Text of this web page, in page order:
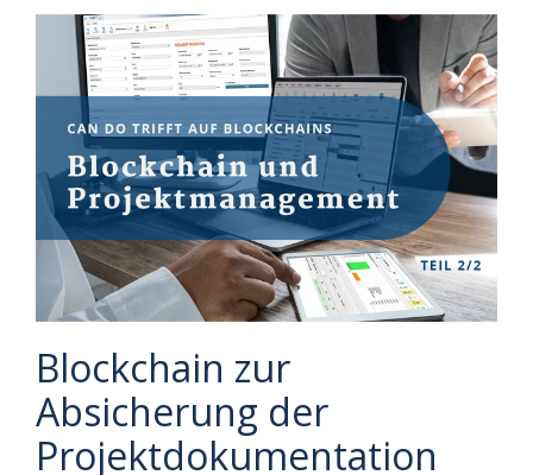
Blockchain zur
Absicherung der
Projektdokumentation